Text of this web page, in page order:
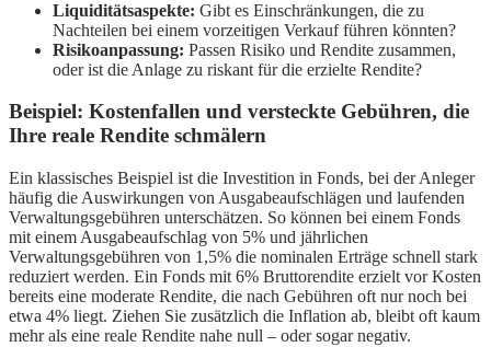
Liquiditätsaspekte: Gibt es Einschränkungen, die zu
Nachteilen bei einem vorzeitigen Verkauf führen könnten?
Risikoanpassung: Passen Risiko und Rendite zusammen,
oder ist die Anlage zu riskant für die erzielte Rendite?
Beispiel: Kostenfallen und versteckte Gebühren, die
Ihre reale Rendite schmälern
Ein klassisches Beispiel ist die Investition in Fonds, bei der Anleger
häufig die Auswirkungen von Ausgabeaufschlägen und laufenden
Verwaltungsgebühren unterschätzen. So können bei einem Fonds
mit einem Ausgabeaufschlag von 5% und jährlichen
Verwaltungsgebühren von 1,5% die nominalen Erträge schnell stark
reduziert werden. Ein Fonds mit 6% Bruttorendite erzielt vor Kosten
bereits eine moderate Rendite, die nach Gebühren oft nur noch bei
etwa 4% liegt. Ziehen Sie zusätzlich die Inflation ab, bleibt oft kaum
mehr als eine reale Rendite nahe null – oder sogar negativ.